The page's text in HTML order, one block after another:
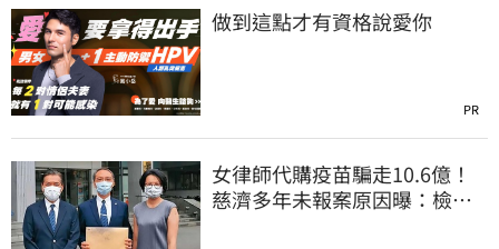
做到這點才有資格說愛你
PR
女律師代購疫苗騙走10.6億！
慈濟多年未報案原因曝：檢警